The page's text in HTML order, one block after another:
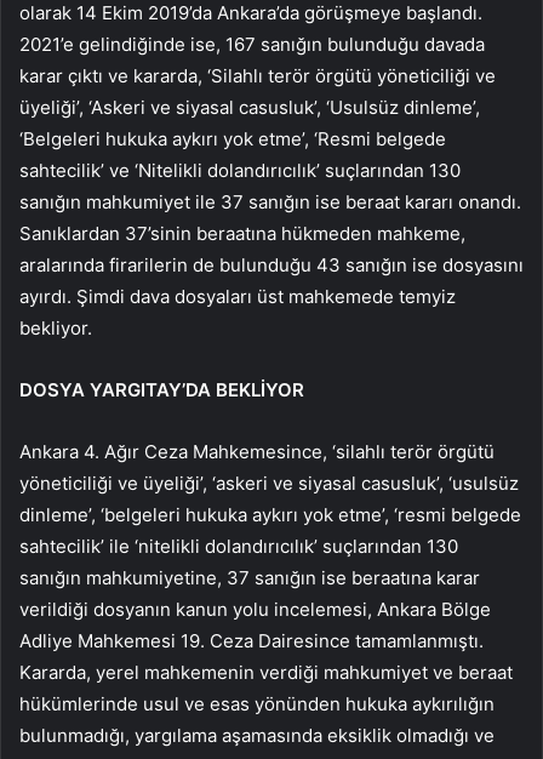
olarak 14 Ekim 2019’da Ankara’da görüşmeye başlandı.
2021’e gelindiğinde ise, 167 sanığın bulunduğu davada
karar çıktı ve kararda, ‘Silahlı terör örgütü yöneticiliği ve
üyeliği’, ‘Askeri ve siyasal casusluk’, ‘Usulsüz dinleme’,
‘Belgeleri hukuka aykırı yok etme’, ‘Resmi belgede
sahtecilik’ ve ‘Nitelikli dolandırıcılık’ suçlarından 130
sanığın mahkumiyet ile 37 sanığın ise beraat kararı onandı.
Sanıklardan 37’sinin beraatına hükmeden mahkeme,
aralarında firarilerin de bulunduğu 43 sanığın ise dosyasını
ayırdı. Şimdi dava dosyaları üst mahkemede temyiz
bekliyor.
DOSYA YARGITAY’DA BEKLİYOR
Ankara 4. Ağır Ceza Mahkemesince, ‘silahlı terör örgütü
yöneticiliği ve üyeliği’, ‘askeri ve siyasal casusluk’, ‘usulsüz
dinleme’, ‘belgeleri hukuka aykırı yok etme’, ‘resmi belgede
sahtecilik’ ile ‘nitelikli dolandırıcılık’ suçlarından 130
sanığın mahkumiyetine, 37 sanığın ise beraatına karar
verildiği dosyanın kanun yolu incelemesi, Ankara Bölge
Adliye Mahkemesi 19. Ceza Dairesince tamamlanmıştı.
Kararda, yerel mahkemenin verdiği mahkumiyet ve beraat
hükümlerinde usul ve esas yönünden hukuka aykırılığın
bulunmadığı, yargılama aşamasında eksiklik olmadığı ve